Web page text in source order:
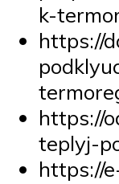
k-
https://
https://
teplyj-
https://